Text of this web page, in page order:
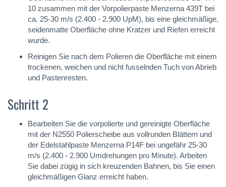
10 zusammen mit der Vorpolierpaste Menzerna 439T bei
ca. 25-30 m/s (2.400 - 2.900 UpM), bis eine gleichmäßige,
seidenmatte Oberfläche ohne Kratzer und Riefen erreicht
wurde.
Reinigen Sie nach dem Polieren die Oberfläche mit einem
trockenen, weichen und nicht fusselnden Tuch von Abrieb
und Pastenresten.
Schritt 2
Bearbeiten Sie die vorpolierte und gereinigte Oberfläche
mit der N2550 Polierscheibe aus vollrunden Blättern und
der Edelstahlpaste Menzerna P14F bei ungefähr 25-30
m/s (2.400 - 2.900 Umdrehungen pro Minute). Arbeiten
Sie dabei zügig in sich kreuzenden Bahnen, bis Sie einen
gleichmäßigen Glanz erreicht haben.